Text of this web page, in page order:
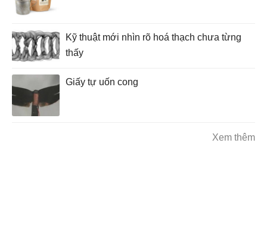
Kỹ thuật mới nhìn rõ hoá thạch chưa từng
thấy
Giấy tự uốn cong
Xem thêm